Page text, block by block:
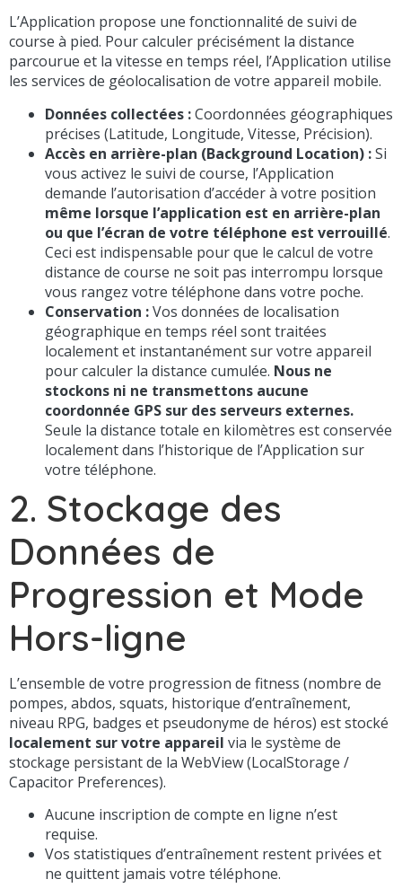
L’Application propose une fonctionnalité de suivi de
course à pied. Pour calculer précisément la distance
parcourue et la vitesse en temps réel, l’Application utilise
les services de géolocalisation de votre appareil mobile.
Données collectées :Coordonnées géographiques
précises (Latitude, Longitude, Vitesse, Précision).
Accès en arrière-plan (Background Location) :Si
vous activez le suivi de course, l’Application
demande l’autorisation d’accéder à votre position
même lorsque l’application est en arrière-plan
ou que l’écran de votre téléphone est verrouillé.
Ceci est indispensable pour que le calcul de votre
distance de course ne soit pas interrompu lorsque
vous rangez votre téléphone dans votre poche.
Conservation :Vos données de localisation
géographique en temps réel sont traitées
localement et instantanément sur votre appareil
pour calculer la distance cumulée. Nous ne
stockons ni ne transmettons aucune
coordonnée GPS sur des serveurs externes.
Seule la distance totale en kilomètres est conservée
localement dans l’historique de l’Application sur
votre téléphone.
2. Stockage des
Données de
Progression et Mode
Hors-ligne
L’ensemble de votre progression de fitness (nombre de
pompes, abdos, squats, historique d’entraînement,
niveau RPG, badges et pseudonyme de héros) est stocké
localement sur votre appareil via le système de
stockage persistant de la WebView (LocalStorage /
Capacitor Preferences).
Aucune inscription de compte en ligne n’est
requise.
Vos statistiques d’entraînement restent privées et
ne quittent jamais votre téléphone.